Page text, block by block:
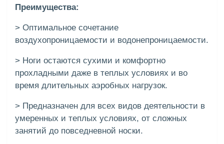
Преимущества:
> Оптимальное сочетание
воздухопроницаемости и водонепроницаемости.
> Ноги остаются сухими и комфортно
прохладными даже в теплых условиях и во
время длительных аэробных нагрузок.
> Предназначен для всех видов деятельности в
умеренных и теплых условиях, от сложных
занятий до повседневной носки.